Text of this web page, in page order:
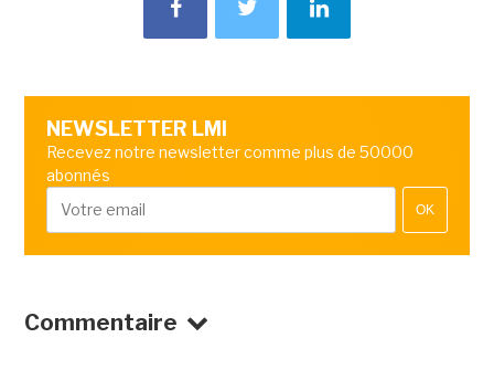
NEWSLETTER LMI
Recevez notre newsletter comme plus de 50000
abonnés
OK
Commentaire